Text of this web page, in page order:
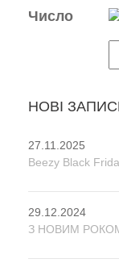
Число
НОВІ
27.11.2025
Beezy Black
29.12.2024
З НОВИМ РОКОМ